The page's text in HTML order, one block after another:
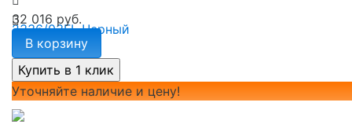
32 016 руб.
В корзину
Уточняйте наличие и цену!